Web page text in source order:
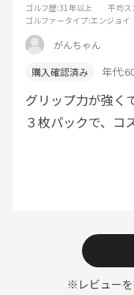
ゴルフ歴:31年以上 平均ス
ゴルファータイプ:エンジョイ
がんちゃん
年代:
グリップ力が強く
３枚パックで、コ
※レビュー